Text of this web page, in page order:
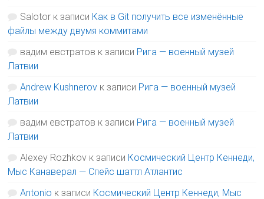
Salotor к записи Как в Git получить все изменённые
файлы между двумя коммитами
вадим евстратов к записи Рига — военный музей
Латвии
Andrew Kushnerov к записи Рига — военный музей
Латвии
вадим евстратов к записи Рига — военный музей
Латвии
Alexey Rozhkov к записи Космический Центр Кеннеди,
Мыс Канаверал — Спейс шаттл Атлантис
Antonio к записи Космический Центр Кеннеди, Мыс